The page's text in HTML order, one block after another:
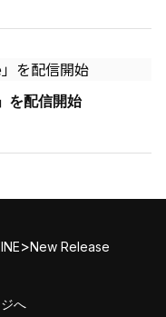
を配信開始
>New Release
へ